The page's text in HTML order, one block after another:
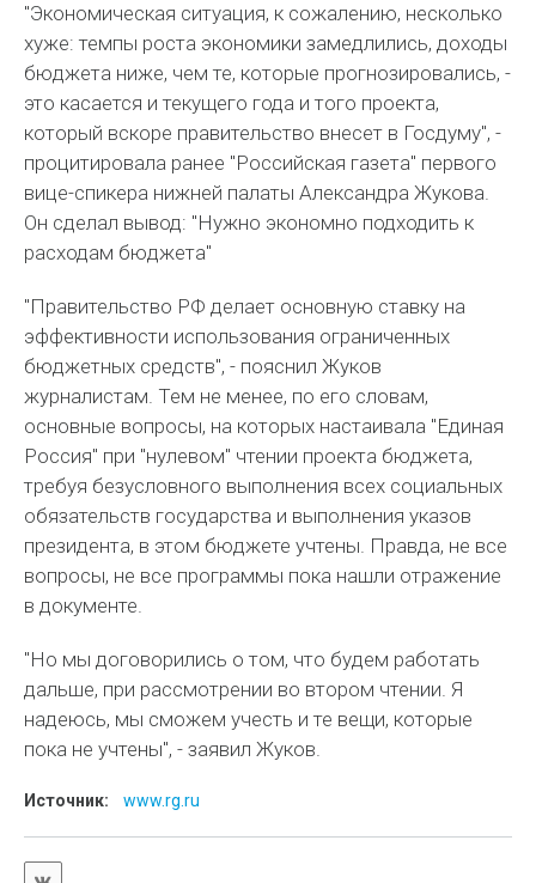
"Экономическая ситуация, к сожалению, несколько
хуже: темпы роста экономики замедлились, доходы
бюджета ниже, чем те, которые прогнозировались, -
это касается и текущего года и того проекта,
который вскоре правительство внесет в Госдуму", -
процитировала ранее "Российская газета" первого
вице-спикера нижней палаты Александра Жукова.
Он сделал вывод: "Нужно экономно подходить к
расходам бюджета"
"Правительство РФ делает основную ставку на
эффективности использования ограниченных
бюджетных средств", - пояснил Жуков
журналистам. Тем не менее, по его словам,
основные вопросы, на которых настаивала "Единая
Россия" при "нулевом" чтении проекта бюджета,
требуя безусловного выполнения всех социальных
обязательств государства и выполнения указов
президента, в этом бюджете учтены. Правда, не все
вопросы, не все программы пока нашли отражение
в документе.
"Но мы договорились о том, что будем работать
дальше, при рассмотрении во втором чтении. Я
надеюсь, мы сможем учесть и те вещи, которые
пока не учтены", - заявил Жуков.
Источник: www.rg.ru